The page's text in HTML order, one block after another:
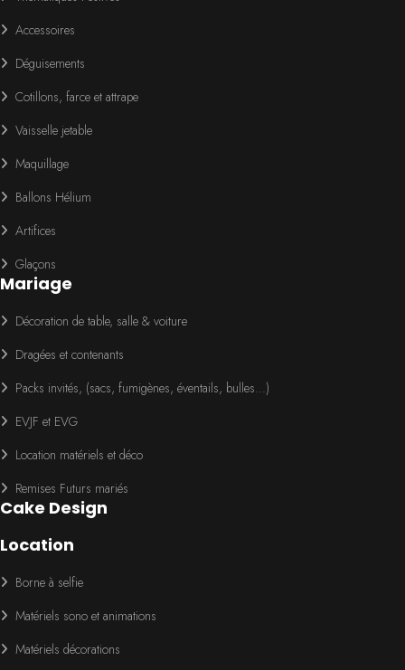
Accessoires
Déguisements
Cotillons, farce et attrape
Vaisselle jetable
Maquillage
Ballons Hélium
Artifices
Glaçons
Mariage
Décoration de table, salle & voiture
Dragées et contenants
Packs invités, (sacs, fumigènes, éventails, bulles...)
EVJF et EVG
Location matériels et déco
Remises Futurs mariés
Cake Design
Location
Borne à selfie
Matériels sono et animations
Matériels décorations